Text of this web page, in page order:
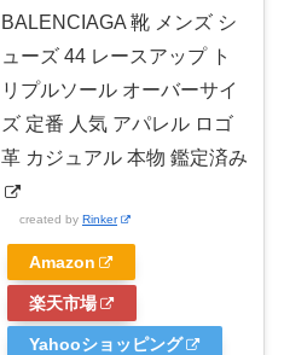
BALENCIAGA 靴 メンズ シ
ューズ 44 レースアップ ト
リプルソール オーバーサイ
ズ 定番 人気 アパレル ロゴ
革 カジュアル 本物 鑑定済み
created by Rinker
Amazon
楽天市場
Yahooショッピング